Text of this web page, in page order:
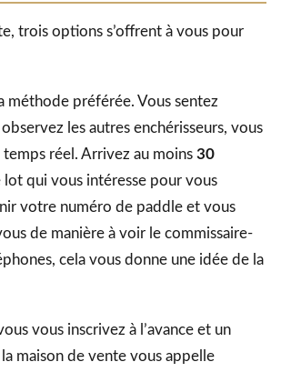
trois options s’offrent à vous pour
méthode préférée. Vous sentez
observez les autres enchérisseurs, vous
réel. Arrivez au moins 30
lot qui vous intéresse pour vous
votre numéro de paddle et vous
de manière à voir le commissaire-
cela vous donne une idée de la
vous inscrivez à l’avance et un
maison de vente vous appelle